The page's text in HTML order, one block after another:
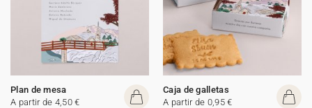
Plan de mesa
A partir de 4,50 €
Caja de galletas
A partir de 0,95 €